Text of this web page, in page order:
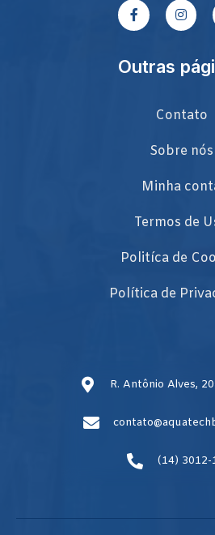
Outras
Contato
Sobre nós
Minha
Termos de
Politíca de
Política de
R. Antônio Alves,
(14) 3012-